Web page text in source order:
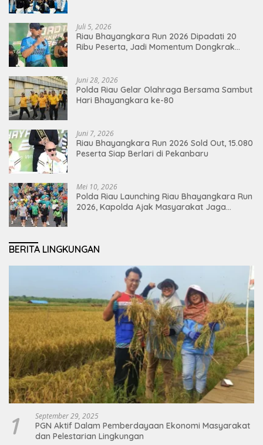
Juli 5, 2026
Riau Bhayangkara Run 2026 Dipadati 20
Ribu Peserta, Jadi Momentum Dongkrak
Juni 28, 2026
Polda Riau Gelar Olahraga Bersama Sambut
Hari Bhayangkara ke-80
Juni 7, 2026
Riau Bhayangkara Run 2026 Sold Out, 15.080
Peserta Siap Berlari di Pekanbaru
Mei 10, 2026
Polda Riau Launching Riau Bhayangkara Run
2026, Kapolda Ajak Masyarakat Jaga
BERITA LINGKUNGAN
1 September 29, 2025
PGN Aktif Dalam Pemberdayaan Ekonomi Masyarakat
dan Pelestarian Lingkungan